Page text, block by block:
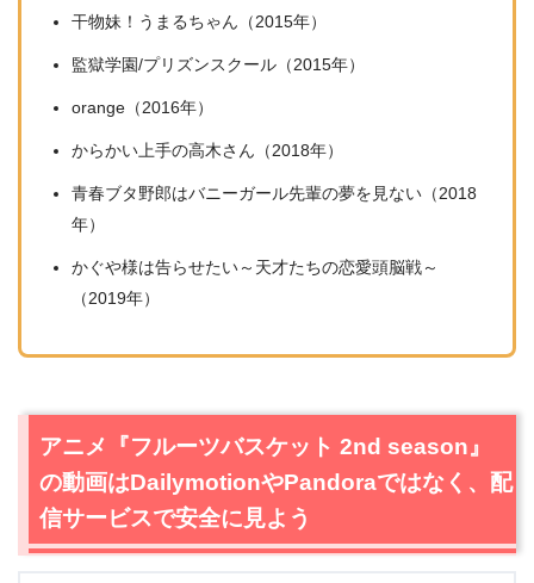
干物妹！うまるちゃん（2015年）
監獄学園/プリズンスクール（2015年）
orange（2016年）
からかい上手の高木さん（2018年）
青春ブタ野郎はバニーガール先輩の夢を見ない（2018
年）
かぐや様は告らせたい～天才たちの恋愛頭脳戦～
（2019年）
アニメ『フルーツバスケット 2nd season』
の動画はDailymotionやPandoraではなく、配
信サービスで安全に見よう